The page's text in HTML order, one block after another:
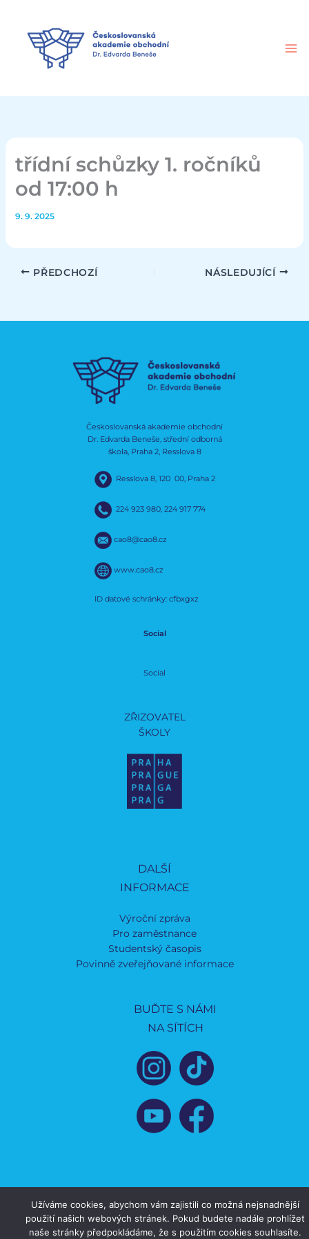
obsah
třídní schůzky 1. ročníků
od 17:00 h
9. 9. 2025
PŘEDCHOZÍ NÁSLEDUJÍCÍ
Českoslovanská akademie obchodní
Dr. Edvarda Beneše, střední odborná
škola, Praha 2, Resslova 8
Resslova 8, 120 00, Praha 2
224 923 980, 224 917 774
cao8@cao8.cz
www.cao8.cz
ID datové schránky: cfbxgxz
Social
Social
ZŘIZOVATEL
ŠKOLY
DALŠÍ
INFORMACE
Výroční zpráva
Pro zaměstnance
Studentský časopis
Povinně zveřejňované informace
BUĎTE S NÁMI
NA SÍTÍCH
Užíváme cookies, abychom vám zajistili co možná nejsnadnější
použití našich webových stránek. Pokud budete nadále prohlížet
naše stránky předpokládáme, že s použitím cookies souhlasíte.